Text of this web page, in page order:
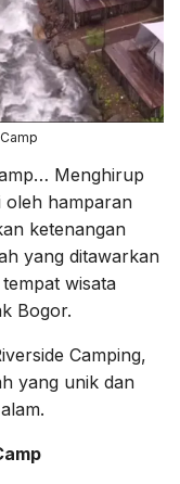
Menghirup
oleh hamparan
ketenangan
yang ditawarkan
wisata
Bogor.
Camping,
yang unik dan